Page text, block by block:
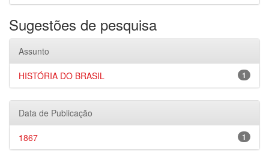
Sugestões de pesquisa
Assunto
1
HISTÓRIA DO BRASIL
Data de Publicação
1
1867